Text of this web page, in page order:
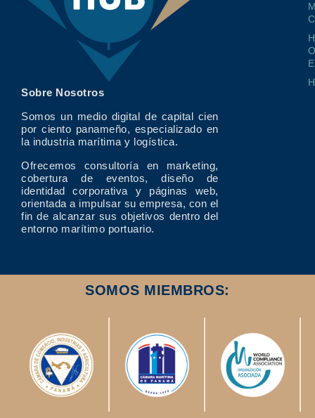
Sobre Nosotros
Somos un medio digital de capital cien
por ciento panameño, especializado en
la industria marítima y logística.
Ofrecemos consultoría en marketing,
cobertura de eventos, diseño de
identidad corporativa y páginas web,
orientada a impulsar su empresa, con el
fin de alcanzar sus objetivos dentro del
entorno marítimo portuario.
SOMOS MIEMBROS: